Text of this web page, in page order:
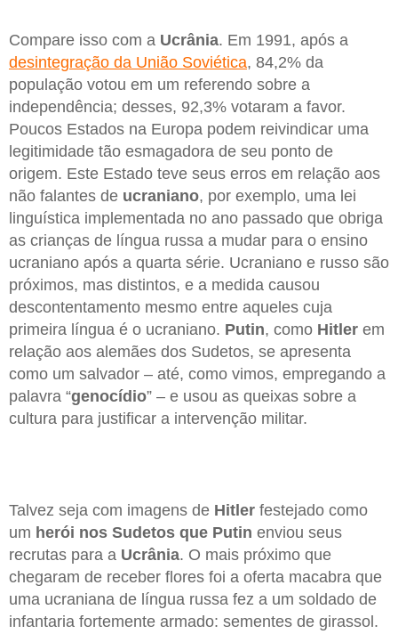
Compare isso com a Ucrânia. Em 1991, após a
desintegração da União Soviética, 84,2% da
população votou em um referendo sobre a
independência; desses, 92,3% votaram a favor.
Poucos Estados na Europa podem reivindicar uma
legitimidade tão esmagadora de seu ponto de
origem. Este Estado teve seus erros em relação aos
não falantes de ucraniano, por exemplo, uma lei
linguística implementada no ano passado que obriga
as crianças de língua russa a mudar para o ensino
ucraniano após a quarta série. Ucraniano e russo são
próximos, mas distintos, e a medida causou
descontentamento mesmo entre aqueles cuja
primeira língua é o ucraniano. Putin, como Hitler em
relação aos alemães dos Sudetos, se apresenta
como um salvador – até, como vimos, empregando a
palavra “genocídio” – e usou as queixas sobre a
cultura para justificar a intervenção militar.
Talvez seja com imagens de Hitler festejado como
um herói nos Sudetos que Putin enviou seus
recrutas para a Ucrânia. O mais próximo que
chegaram de receber flores foi a oferta macabra que
uma ucraniana de língua russa fez a um soldado de
infantaria fortemente armado: sementes de girassol.